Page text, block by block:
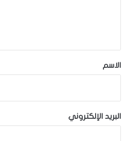
*الاسم
البريد الإلكتروني